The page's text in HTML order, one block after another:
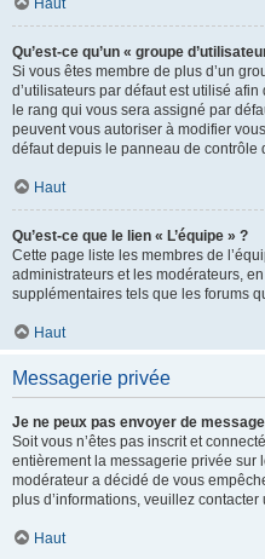
Haut
Qu’est-ce qu’un « groupe
Si vous êtes membre de plus d’un
d’utilisateurs par défaut est utilisé
le rang qui vous sera assigné par
peuvent vous autoriser à modifier
défaut depuis le panneau de contrôle
Haut
Qu’est-ce que le lien « L’équipe » ?
Cette page liste les membres de
administrateurs et les modérateurs,
supplémentaires tels que les forums
Haut
Messagerie privée
Je ne peux pas envoyer de
Soit vous n’êtes pas inscrit et
entièrement la messagerie privée sur
modérateur a décidé de vous
plus d’informations, veuillez
Haut